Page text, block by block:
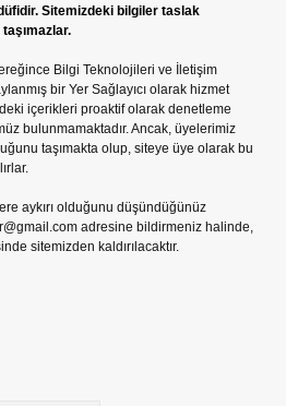
Sitemizdeki bilgiler taslak
Bilgi Teknolojileri ve İletişim
bir Yer Sağlayıcı olarak hizmet
içerikleri proaktif olarak denetleme
bulunmamaktadır. Ancak, üyelerimiz
taşımakta olup, siteye üye olarak bu
aykırı olduğunu düşündüğünüz
adresine bildirmeniz halinde,
sitemizden kaldırılacaktır.